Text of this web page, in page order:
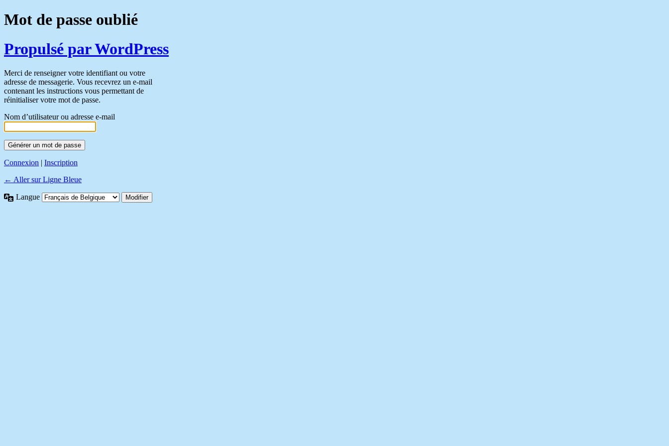
Mot de passe oublié
Propulsé par WordPress
Merci de renseigner votre identifiant ou votre
adresse de messagerie. Vous recevrez un e-mail
contenant les instructions vous permettant de
réinitialiser votre mot de passe.
Nom d’utilisateur ou adresse e-mail
Connexion | Inscription
← Aller sur Ligne Bleue
Langue